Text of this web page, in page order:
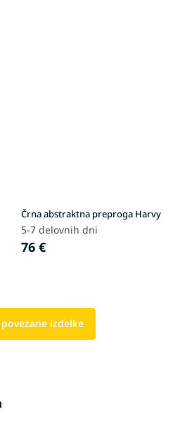
Črna abstraktna preproga Harvy
5-7 delovnih dni
76 €
izdelke